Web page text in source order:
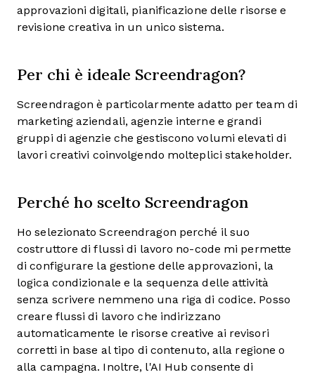
approvazioni digitali, pianificazione delle risorse e
revisione creativa in un unico sistema.
Per chi è ideale Screendragon?
Screendragon è particolarmente adatto per team di
marketing aziendali, agenzie interne e grandi
gruppi di agenzie che gestiscono volumi elevati di
lavori creativi coinvolgendo molteplici stakeholder.
Perché ho scelto Screendragon
Ho selezionato Screendragon perché il suo
costruttore di flussi di lavoro no-code mi permette
di configurare la gestione delle approvazioni, la
logica condizionale e la sequenza delle attività
senza scrivere nemmeno una riga di codice. Posso
creare flussi di lavoro che indirizzano
automaticamente le risorse creative ai revisori
corretti in base al tipo di contenuto, alla regione o
alla campagna. Inoltre, l'AI Hub consente di